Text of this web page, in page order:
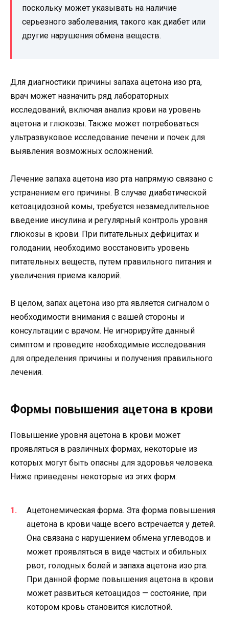
поскольку может указывать на наличие
серьезного заболевания, такого как диабет или
другие нарушения обмена веществ.
Для диагностики причины запаха ацетона изо рта,
врач может назначить ряд лабораторных
исследований, включая анализ крови на уровень
ацетона и глюкозы. Также может потребоваться
ультразвуковое исследование печени и почек для
выявления возможных осложнений.
Лечение запаха ацетона изо рта напрямую связано с
устранением его причины. В случае диабетической
кетоацидозной комы, требуется незамедлительное
введение инсулина и регулярный контроль уровня
глюкозы в крови. При питательных дефицитах и
голодании, необходимо восстановить уровень
питательных веществ, путем правильного питания и
увеличения приема калорий.
В целом, запах ацетона изо рта является сигналом о
необходимости внимания с вашей стороны и
консультации с врачом. Не игнорируйте данный
симптом и проведите необходимые исследования
для определения причины и получения правильного
лечения.
Формы повышения ацетона в крови
Повышение уровня ацетона в крови может
проявляться в различных формах, некоторые из
которых могут быть опасны для здоровья человека.
Ниже приведены некоторые из этих форм:
Ацетонемическая форма. Эта форма повышения
ацетона в крови чаще всего встречается у детей.
Она связана с нарушением обмена углеводов и
может проявляться в виде частых и обильных
рвот, голодных болей и запаха ацетона изо рта.
При данной форме повышения ацетона в крови
может развиться кетоацидоз — состояние, при
котором кровь становится кислотной.